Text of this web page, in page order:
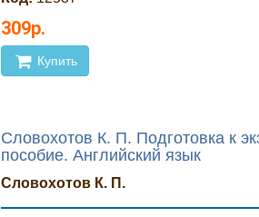
309р.
Купить
Словохотов К. П. Подготовка к
пособие. Английский язык
Словохотов К. П.